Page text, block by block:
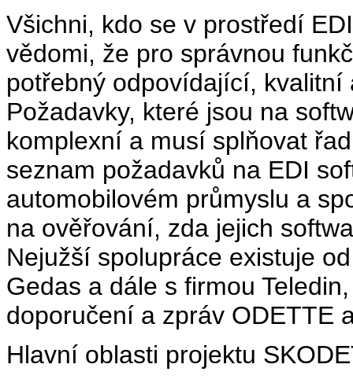
Všichni, kdo se v prostředí
vědomi, že pro správnou
potřebný odpovídající,
Požadavky, které jsou na
komplexní a musí splňovat
seznam požadavků na EDI
automobilovém průmyslu a
na ověřování, zda jejich
Nejužší spolupráce existuje
Gedas a dále s firmou
doporučení a zpráv ODETTE
Hlavní oblasti projektu